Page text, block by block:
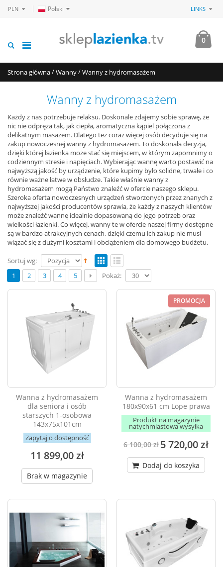
PLN Polski LINKS
0
Strona główna/Wanny/Wanny z hydromasażem
Wanny z hydromasażem
Każdy z nas potrzebuje relaksu. Doskonale zdajemy sobie sprawę, że
nic nie odpręża tak, jak ciepła, aromatyczna kąpiel połączona z
delikatnym masażem. Dlatego też coraz więcej osób decyduje się na
zakup nowoczesnej wanny z hydromasażem. To doskonała decyzja,
dzięki której łazienka może stać się miejscem, w którym zapomnimy o
codziennym stresie i napięciach. Wybierając wannę warto postawić na
najwyższą jakość by urządzenie, które kupimy było solidne, trwałe i co
równie ważne łatwe w obsłudze. Takie właśnie wanny z
hydromasażem mogą Państwo znaleźć w ofercie naszego sklepu.
Szeroka oferta nowoczesnych urządzeń stworzonych przez znanych z
najwyższej jakości producentów sprawia, że każdy z naszych klientów
może znaleźć wannę idealnie dopasowaną do jego potrzeb oraz
wielkości łazienki. Co więcej, wanny te w ofercie naszej firmy dostępne
są w bardzo atrakcyjnych cenach, dzięki czemu ich zakup nie musi
wiązać się z dużymi kosztami i obciążeniem dla domowego budżetu.
Sortuj wg:
1
2 3 4 5 Pokaż:
Wanna z hydromasażem
dla seniora i osób
starszych 1-osobowa
143x75x101cm
Zapytaj o dostępność
11 899,00 zł
Brak w magazynie
PROMOCJA
Wanna z hydromasażem
180x90x61 cm Lope prawa
Produkt na magazynie
natychmiastowa wysyłka
6 100,00 zł 5 720,00 zł
Dodaj do koszyka